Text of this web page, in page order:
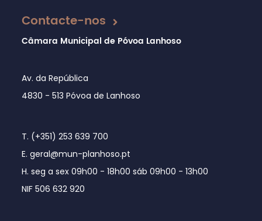
Contacte-nos
Câmara Municipal de Póvoa Lanhoso
Av. da República
4830 - 513 Póvoa de Lanhoso
T. (+351) 253 639 700
E. geral@mun-planhoso.pt
H. seg a sex 09h00 - 18h00 sáb 09h00 - 13h00
NIF 506 632 920